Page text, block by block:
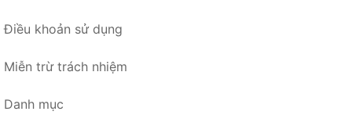
Điều khoản sử dụng
Miễn trừ trách nhiệm
Danh mục